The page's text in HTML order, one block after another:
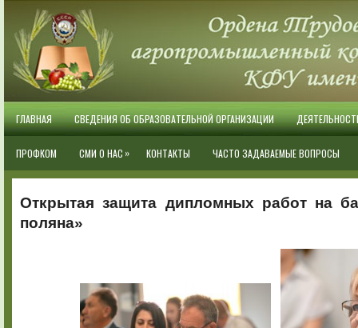
ГЛАВНАЯ СВЕДЕНИЯ ОБ ОБРАЗОВАТЕЛЬНОЙ ОРГАНИЗАЦИИ
ПРОФКОМ СМИ О НАС » КОНТАКТЫ ЧАСТО ЗАДАВАЕМЫЕ ВОПРОСЫ
Открытая защита дипломных работ на
поляна»